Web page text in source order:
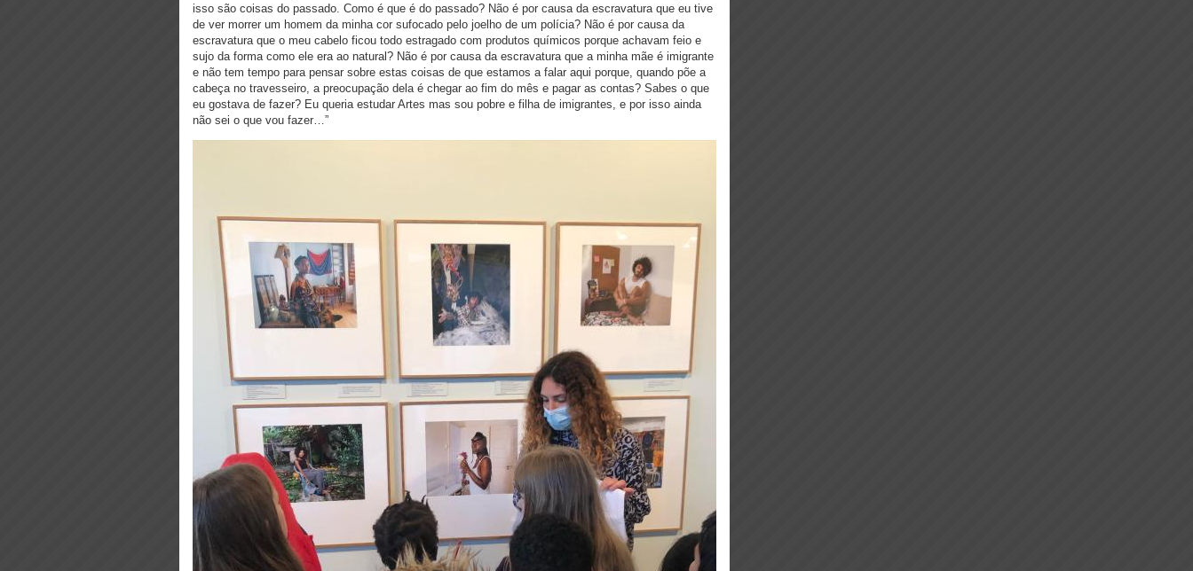
isso são coisas do passado. Como é que é do passado? Não é por causa da escravatura que eu tive
de ver morrer um homem da minha cor sufocado pelo joelho de um polícia? Não é por causa da
escravatura que o meu cabelo ficou todo estragado com produtos químicos porque achavam feio e
sujo da forma como ele era ao natural? Não é por causa da escravatura que a minha mãe é imigrante
e não tem tempo para pensar sobre estas coisas de que estamos a falar aqui porque, quando põe a
cabeça no travesseiro, a preocupação dela é chegar ao fim do mês e pagar as contas? Sabes o que
eu gostava de fazer? Eu queria estudar Artes mas sou pobre e filha de imigrantes, e por isso ainda
não sei o que vou fazer…”